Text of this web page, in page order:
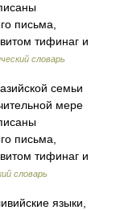
письма,
тифинаг и
словарь
семьи
мере
письма,
тифинаг и
словарь
языки,